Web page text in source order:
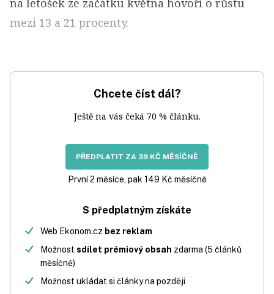
na letošek ze začátku května hovoří o růstu
mezi 13 a 21 procenty.
Chcete číst dál?
Ještě na vás čeká 70 % článku.
PŘEDPLATIT ZA 39 KČ MĚSÍČNĚ
První 2 měsíce, pak 149 Kč měsíčně
S předplatným získáte
Web Ekonom.cz bez reklam
Možnost sdílet prémiový obsah zdarma (5 článků
měsíčně)
Možnost ukládat si články na později